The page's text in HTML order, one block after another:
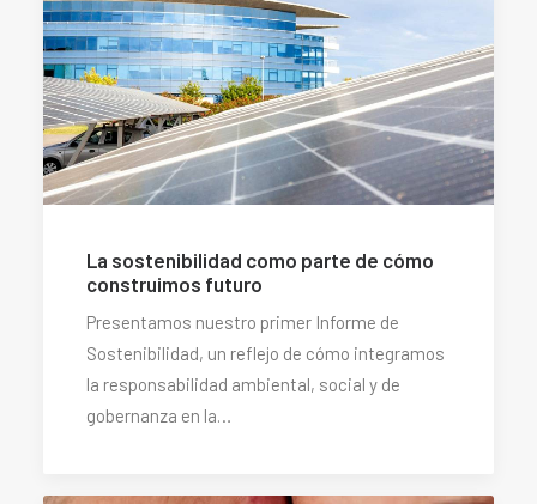
La sostenibilidad como parte de cómo
construimos futuro
Presentamos nuestro primer Informe de
Sostenibilidad, un reflejo de cómo integramos
la responsabilidad ambiental, social y de
gobernanza en la…